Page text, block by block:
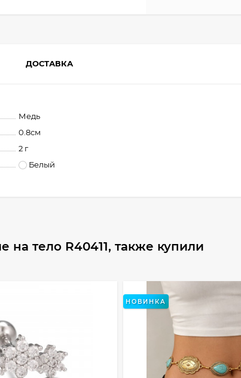
ДОСТАВКА
Медь
0.8см
2 г
Белый
тело R40411, также купили
НОВИНКА